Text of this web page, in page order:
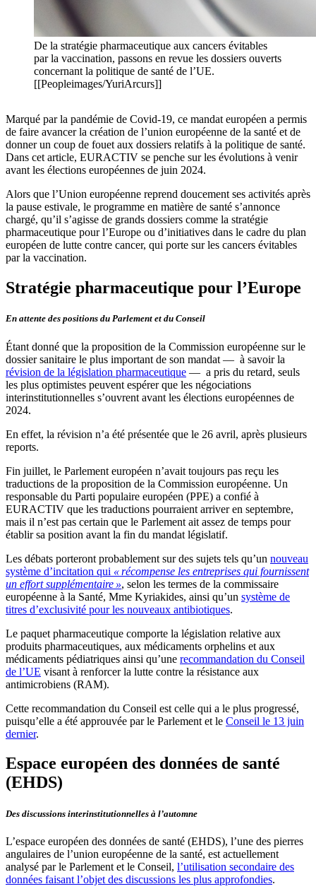
De la stratégie pharmaceutique aux cancers évitables
par la vaccination, passons en revue les dossiers ouverts
concernant la politique de santé de l’UE.
[[Peopleimages/YuriArcurs]]
Marqué par la pandémie de Covid-19, ce mandat européen a permis
de faire avancer la création de l’union européenne de la santé et de
donner un coup de fouet aux dossiers relatifs à la politique de santé.
Dans cet article, EURACTIV se penche sur les évolutions à venir
avant les élections européennes de juin 2024.
Alors que l’Union européenne reprend doucement ses activités après
la pause estivale, le programme en matière de santé s’annonce
chargé, qu’il s’agisse de grands dossiers comme la stratégie
pharmaceutique pour l’Europe ou d’initiatives dans le cadre du plan
européen de lutte contre cancer, qui porte sur les cancers évitables
par la vaccination.
Stratégie pharmaceutique pour l’Europe
En attente des positions du Parlement et du Conseil
Étant donné que la proposition de la Commission européenne sur le
dossier sanitaire le plus important de son mandat — à savoir la
révision de la législation pharmaceutique — a pris du retard, seuls
les plus optimistes peuvent espérer que les négociations
interinstitutionnelles s’ouvrent avant les élections européennes de
2024.
En effet, la révision n’a été présentée que le 26 avril, après plusieurs
reports.
Fin juillet, le Parlement européen n’avait toujours pas reçu les
traductions de la proposition de la Commission européenne. Un
responsable du Parti populaire européen (PPE) a confié à
EURACTIV que les traductions pourraient arriver en septembre,
mais il n’est pas certain que le Parlement ait assez de temps pour
établir sa position avant la fin du mandat législatif.
Les débats porteront probablement sur des sujets tels qu’un nouveau
système d’incitation qui « récompense les entreprises qui fournissent
un effort supplémentaire », selon les termes de la commissaire
européenne à la Santé, Mme Kyriakides, ainsi qu’un système de
titres d’exclusivité pour les nouveaux antibiotiques.
Le paquet pharmaceutique comporte la législation relative aux
produits pharmaceutiques, aux médicaments orphelins et aux
médicaments pédiatriques ainsi qu’une recommandation du Conseil
de l’UE visant à renforcer la lutte contre la résistance aux
antimicrobiens (RAM).
Cette recommandation du Conseil est celle qui a le plus progressé,
puisqu’elle a été approuvée par le Parlement et le Conseil le 13 juin
dernier.
Espace européen des données de santé
(EHDS)
Des discussions interinstitutionnelles à l’automne
L’espace européen des données de santé (EHDS), l’une des pierres
angulaires de l’union européenne de la santé, est actuellement
analysé par le Parlement et le Conseil, l’utilisation secondaire des
données faisant l’objet des discussions les plus approfondies.